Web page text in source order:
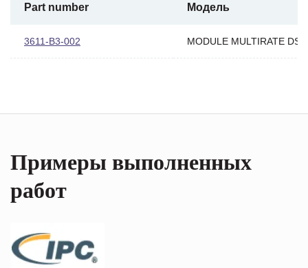
Part number Модель
3611-B3-002 MODULE MULTIRATE
Примеры выполненных
работ